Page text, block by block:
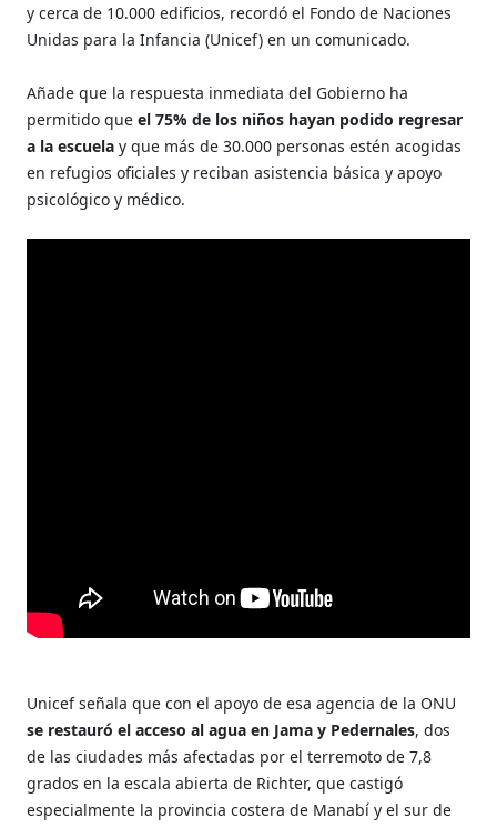
y cerca de 10.000 edificios, recordó el Fondo de Naciones
Unidas para la Infancia (Unicef) en un comunicado.
Añade que la respuesta inmediata del Gobierno ha
permitido que el 75% de los niños hayan podido regresar
a la escuelay que más de 30.000 personas estén acogidas
en refugios oficiales y reciban asistencia básica y apoyo
psicológico y médico.
Unicef señala que con el apoyo de esa agencia de la ONU
se restauró el acceso al agua en Jama y Pedernales, dos
de las ciudades más afectadas por el terremoto de 7,8
grados en la escala abierta de Richter, que castigó
especialmente la provincia costera de Manabí y el sur de